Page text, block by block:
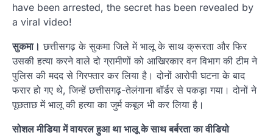
have been arrested, the secret has been revealed by
a viral video!
सुकमा। छत्तीसगढ़ के सुकमा जिले में भालू के साथ क्रूरता और फिर
उसकी हत्या करने वाले दो ग्रामीणों को आखिरकार वन विभाग की टीम ने
पुलिस की मदद से गिरफ्तार कर लिया है। दोनों आरोपी घटना के बाद
फरार हो गए थे, जिन्हें छत्तीसगढ़-तेलंगाना बॉर्डर से पकड़ा गया। दोनों ने
पूछताछ में भालू की हत्या का जुर्म कबूल भी कर लिया है।
सोशल मीडिया में वायरल हुआ था भालू के साथ बर्बरता का वीडियो